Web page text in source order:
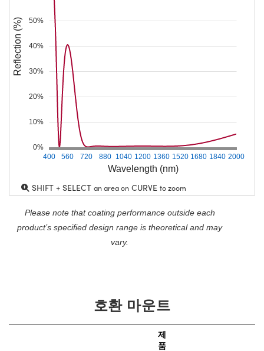
Wavelength (nm)
400 560 720 880 1040 1200 1360 1520 1680 1840 2000
0%
10%
20%
30%
40%
50%
Reflection (%)
SHIFT + SELECT an area on CURVE to zoom
Please note that coating performance outside each
product’s specified design range is theoretical and may
vary.
호환 마운트
제
품